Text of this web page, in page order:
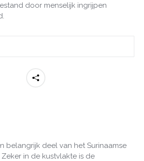
door menselijk ingrijpen
belangrijk deel van het Surinaamse
in de kustvlakte is de